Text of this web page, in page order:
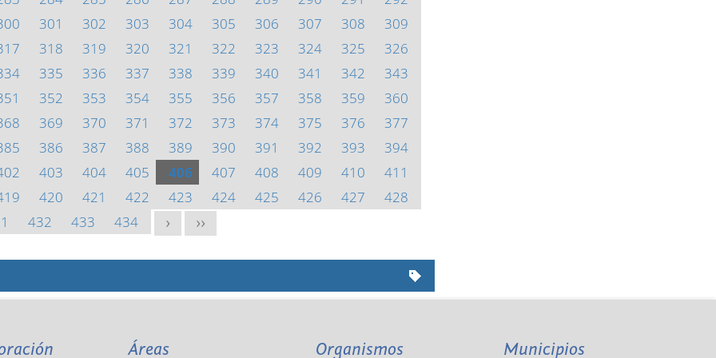
301 302 303 304 305 306 307 308
309
318 319 320 321 322 323 324 325
326
335 336 337 338 339 340 341 342
343
352 353 354 355 356 357 358 359
360
369 370 371 372 373 374 375 376
377
386 387 388 389 390 391 392 393
394
403 404 405 406 407 408 409 410
411
420 421 422 423 424 425 426 427
428
432 433 434 > >>
Áreas Organismos Municipios